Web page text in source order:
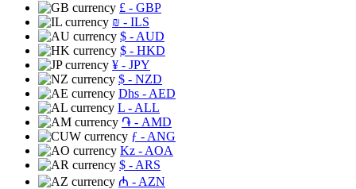
£ - GBP
₪ - ILS
$ - AUD
$ - HKD
¥ - JPY
$ - NZD
Dhs - AED
L - ALL
֏ - AMD
ƒ - ANG
Kz - AOA
$ - ARS
₼ - AZN